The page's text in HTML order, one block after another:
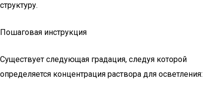
структуру.
Пошаговая инструкция
Существует следующая градация, следуя которой
определяется концентрация раствора для осветления: